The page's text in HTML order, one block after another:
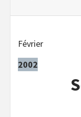
Février
2002